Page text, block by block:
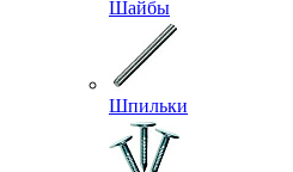
Шайбы
Шпильки